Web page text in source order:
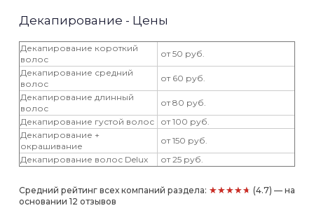
Декапирование - Цены
Декапирование короткий
волос
от 50 руб.
Декапирование средний
волос
от 60 руб.
Декапирование длинный
волос
от 80 руб.
Декапирование густой волос
от 100 руб.
Декапирование +
окрашивание
от 150 руб.
Декапирование волос Delux
от 25 руб.
Средний рейтинг всех компаний раздела: ★★★★★ (4.7) — на
основании 12 отзывов